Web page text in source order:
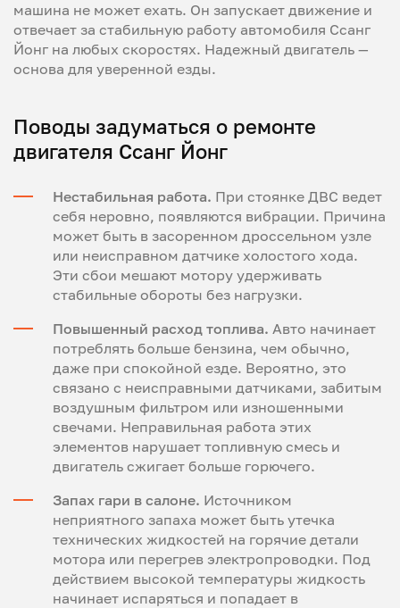
машина не может ехать. Он запускает движение и
отвечает за стабильную работу автомобиля Ссанг
Йонг на любых скоростях. Надежный двигатель —
основа для уверенной езды.
Поводы задуматься о ремонте
двигателя Ссанг Йонг
Нестабильная работа. При стоянке ДВС ведет
себя неровно, появляются вибрации. Причина
может быть в засоренном дроссельном узле
или неисправном датчике холостого хода.
Эти сбои мешают мотору удерживать
стабильные обороты без нагрузки.
Повышенный расход топлива. Авто начинает
потреблять больше бензина, чем обычно,
даже при спокойной езде. Вероятно, это
связано с неисправными датчиками, забитым
воздушным фильтром или изношенными
свечами. Неправильная работа этих
элементов нарушает топливную смесь и
двигатель сжигает больше горючего.
Запах гари в салоне. Источником
неприятного запаха может быть утечка
технических жидкостей на горячие детали
мотора или перегрев электропроводки. Под
действием высокой температуры жидкость
начинает испаряться и попадает в